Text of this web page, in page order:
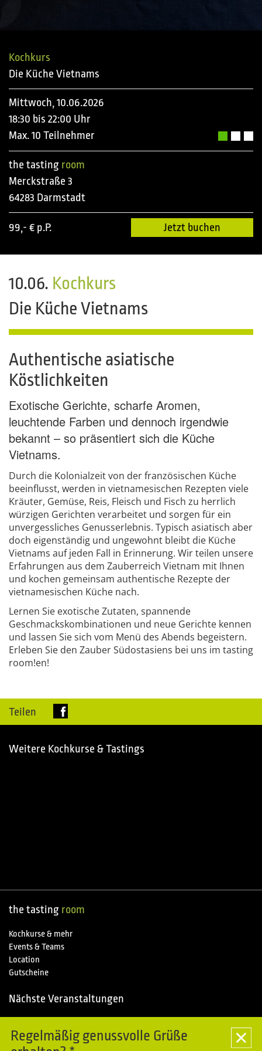
Kochkurs
Die Küche Vietnams
Mittwoch, 10.06.2026
18:30 bis 22:00 Uhr
Max. 10 Teilnehmer
the tasting room
Merckstraße 3
64283 Darmstadt
99,- € p.P. Jetzt buchen
10.06. Kochkurs
Die Küche Vietnams
Authentische asiatische
Köstlichkeiten
Exotische Gerichte, scharfe Aromen,
leuchtende Farben und dennoch irgendwie
bekannt – so präsentiert sich die Küche
Vietnams.
Durch die Kolonialzeit von der französischen Küche
beeinflusst, werden in vietnamesischen Rezepten viele
Kräuter, Gemüse, Reis, Fleisch und Fisch zu herrlich
würzigen Gerichten verarbeitet und sorgen für ein
unvergessliches Genusserlebnis. Typisch asiatisch aber
doch eigenständig und ungewohnt bleibt die Küche
Vietnams auf jeden Fall in Erinnerung. Wir teilen unsere
Erfahrungen aus dem Zauberreich Vietnam mit Ihnen
und kochen gemeinsam authentische Rezepte der
vietnamesischen Küche nach.
Lernen Sie exotische Zutaten, spannende
Geschmackskombinationen und neue Gerichte kennen
und lassen Sie sich vom Menü des Abends begeistern.
Erleben Sie den Zauber Südostasiens bei uns im tasting
room!en!
Teilen
Weitere Kochkurse & Tastings
Regelmäßig genussvolle Grüße
the tasting room
Kochkurse & mehr
Events & Teams
Location
Gutscheine
Nächste Veranstaltungen
Kochkurse im Piemonte entdecken - Sommerpause im tasting room